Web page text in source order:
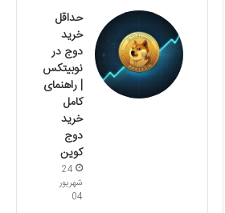
حداقل
خرید
دوج در
نوبیتکس
| راهنمای
کامل
خرید
دوج
کوین
24
شهریور
04